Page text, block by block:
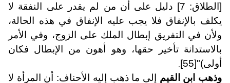
[الطلاق: 7] دليل على أن من لم يقدر على النفقة لا
يكلف بالإنفاق فلا يجب عليه الإنفاق في هذه الحالة،
ولأن في التفريق إبطال الملك على الزوج، وفي الأمر
بالاستدانة تأخير حقها، وهو أهون من الإبطال فكان
أولى)"[55]
وذهب ابن القيم إلى ما ذهب إليه الأحناف: أن المرأة لا